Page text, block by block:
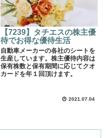
【7239】タチエスの株主優
待でお得な優待生活
自動車メーカーの各社のシートを
生産しています。株主優待内容は
保有株数と保有期間に応じてクオ
カードを年１回頂けます。
2021.07.04